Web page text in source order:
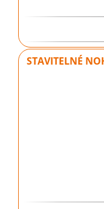
STAVITELNÉ